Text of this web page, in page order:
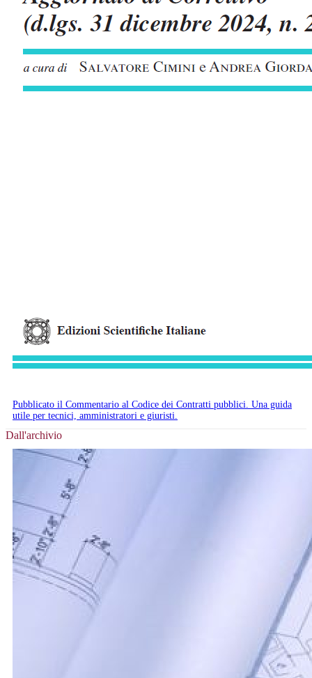
Pubblicato il Commentario al Codice dei Contratti pubblici. Una guida
utile per tecnici, amministratori e giuristi.
Dall'archivio